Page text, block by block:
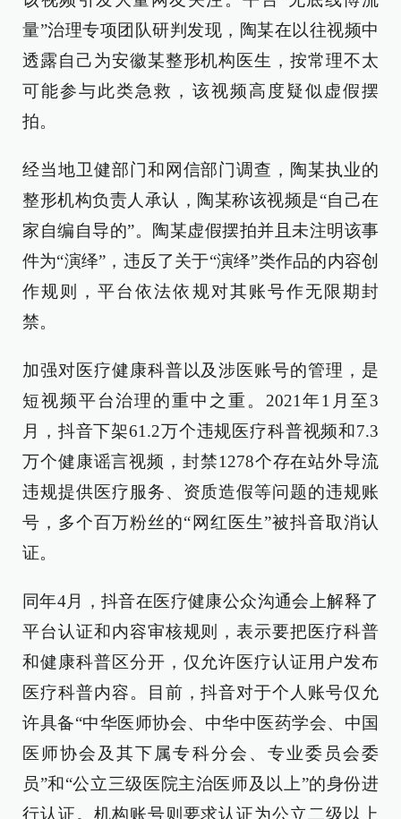
量”治理专项团队研判发现，陶某在以往视频中
透露自己为安徽某整形机构医生，按常理不太
可能参与此类急救，该视频高度疑似虚假摆
拍。
经当地卫健部门和网信部门调查，陶某执业的
整形机构负责人承认，陶某称该视频是“自己在
家自编自导的”。陶某虚假摆拍并且未注明该事
件为“演绎”，违反了关于“演绎”类作品的内容创
作规则，平台依法依规对其账号作无限期封
禁。
加强对医疗健康科普以及涉医账号的管理，是
短视频平台治理的重中之重。2021年1月至3
月，抖音下架61.2万个违规医疗科普视频和7.3
万个健康谣言视频，封禁1278个存在站外导流
违规提供医疗服务、资质造假等问题的违规账
号，多个百万粉丝的“网红医生”被抖音取消认
证。
同年4月，抖音在医疗健康公众沟通会上解释了
平台认证和内容审核规则，表示要把医疗科普
和健康科普区分开，仅允许医疗认证用户发布
医疗科普内容。目前，抖音对于个人账号仅允
许具备“中华医师协会、中华中医药学会、中国
医师协会及其下属专科分会、专业委员会委
员”和“公立三级医院主治医师及以上”的身份进
行认证。机构账号则要求认证为公立二级以上